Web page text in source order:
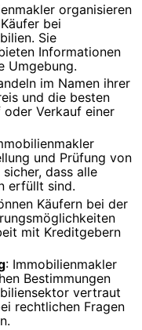
organisieren
bei
Sie
Informationen
Umgebung.
im Namen ihrer
und die besten
oder Verkauf einer
und Prüfung von
dass alle
erfüllt sind.
Käufern bei der
mit Kreditgebern
: Immobilienmakler
Bestimmungen
vertraut
rechtlichen Fragen